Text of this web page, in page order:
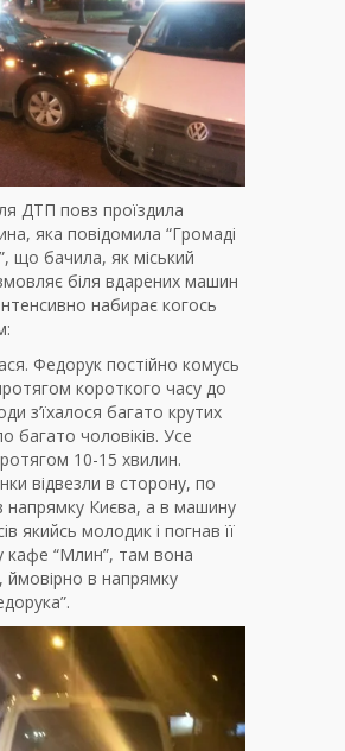
ДТП повз проїздила
яка повідомила “Громаді
що бачила, як міський
біля вдарених машин
набирає когось
Федорук постійно комусь
короткого часу до
з’їхалося багато крутих
багато чоловіків. Усе
10-15 хвилин.
відвезли в сторону, по
напрямку Києва, а в машину
якийсь молодик і погнав її
кафе “Млин”, там вона
ймовірно в напрямку